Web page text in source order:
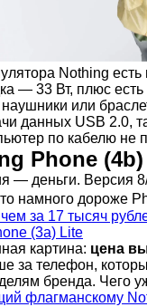
Nothing
— 33 Вт, плюс есть
или
данных USB 2.0,
по кабелю не
Phone
— деньги. Версия
намного дороже
за 17 тысяч
(3a) Lite
картина: цена
за телефон,
бренда. Чего
флагманскому